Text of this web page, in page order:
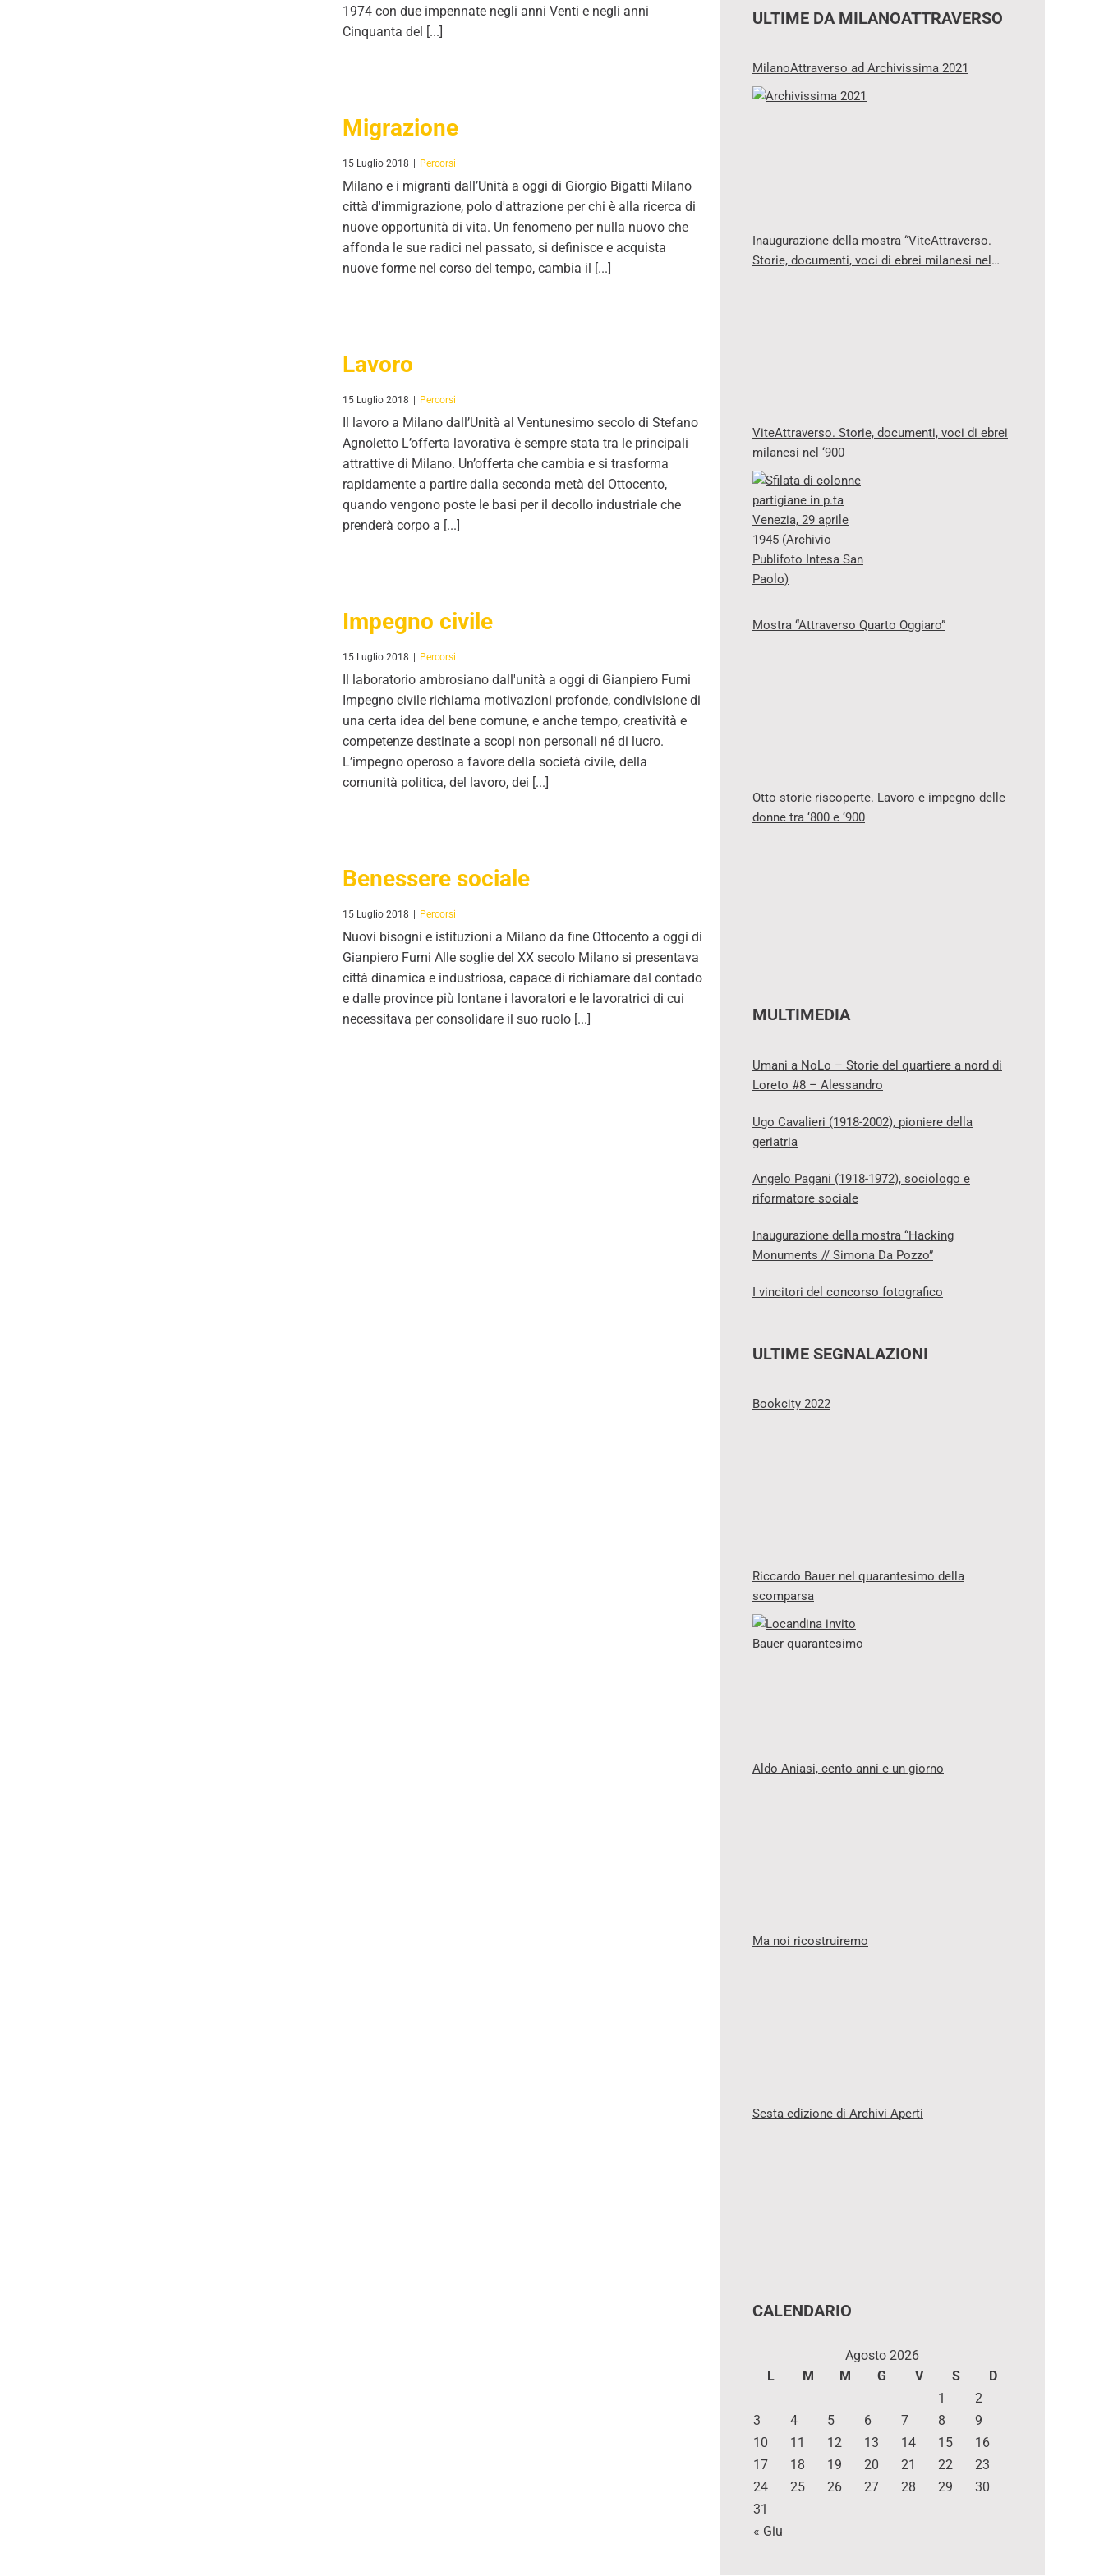
1974 con due impennate negli anni Venti e negli anni
Cinquanta del [...]
Migrazione
15 Luglio 2018 Percorsi
Milano e i migranti dall’Unità a oggi di Giorgio Bigatti Milano
città d'immigrazione, polo d'attrazione per chi è alla ricerca di
nuove opportunità di vita. Un fenomeno per nulla nuovo che
affonda le sue radici nel passato, si definisce e acquista
nuove forme nel corso del tempo, cambia il [...]
Lavoro
15 Luglio 2018 Percorsi
Il lavoro a Milano dall’Unità al Ventunesimo secolo di Stefano
Agnoletto L’offerta lavorativa è sempre stata tra le principali
attrattive di Milano. Un’offerta che cambia e si trasforma
rapidamente a partire dalla seconda metà del Ottocento,
quando vengono poste le basi per il decollo industriale che
prenderà corpo a [...]
Impegno civile
15 Luglio 2018 Percorsi
Il laboratorio ambrosiano dall'unità a oggi di Gianpiero Fumi
Impegno civile richiama motivazioni profonde, condivisione di
una certa idea del bene comune, e anche tempo, creatività e
competenze destinate a scopi non personali né di lucro.
L’impegno operoso a favore della società civile, della
comunità politica, del lavoro, dei [...]
Benessere sociale
15 Luglio 2018 Percorsi
Nuovi bisogni e istituzioni a Milano da fine Ottocento a oggi di
Gianpiero Fumi Alle soglie del XX secolo Milano si presentava
città dinamica e industriosa, capace di richiamare dal contado
e dalle province più lontane i lavoratori e le lavoratrici di cui
necessitava per consolidare il suo ruolo [...]
ULTIME DA MILANOATTRAVERSO
MilanoAttraverso ad Archivissima 2021
Inaugurazione della mostra “ViteAttraverso.
Storie, documenti, voci di ebrei milanesi nel
ViteAttraverso. Storie, documenti, voci di ebrei
milanesi nel ‘900
Mostra “Attraverso Quarto Oggiaro”
Otto storie riscoperte. Lavoro e impegno delle
donne tra ‘800 e ‘900
MULTIMEDIA
Umani a NoLo – Storie del quartiere a nord di
Loreto #8 – Alessandro
Ugo Cavalieri (1918-2002), pioniere della
geriatria
Angelo Pagani (1918-1972), sociologo e
riformatore sociale
Inaugurazione della mostra “Hacking
Monuments // Simona Da Pozzo”
I vincitori del concorso fotografico
ULTIME SEGNALAZIONI
Bookcity 2022
Riccardo Bauer nel quarantesimo della
scomparsa
Aldo Aniasi, cento anni e un giorno
Ma noi ricostruiremo
Sesta edizione di Archivi Aperti
CALENDARIO
Agosto 2026
L
M M G V S D
« Giu
1
2
3
4 5 6 7 8
9
10
11 12 13 14 15
16
17
18 19 20 21 22
23
24
25 26 27 28 29
30
31